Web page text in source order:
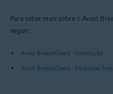
Para saber mais sobre o Avast
seguir:
Avast BreachGuard - Introdução
Avast BreachGuard - Perguntas